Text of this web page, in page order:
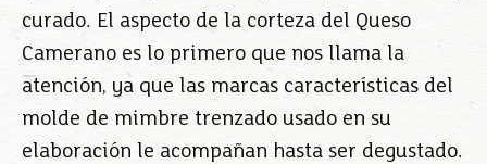
curado. El aspecto de la corteza del Queso
Camerano es lo primero que nos llama la
atención, ya que las marcas características del
molde de mimbre trenzado usado en su
elaboración le acompañan hasta ser degustado.